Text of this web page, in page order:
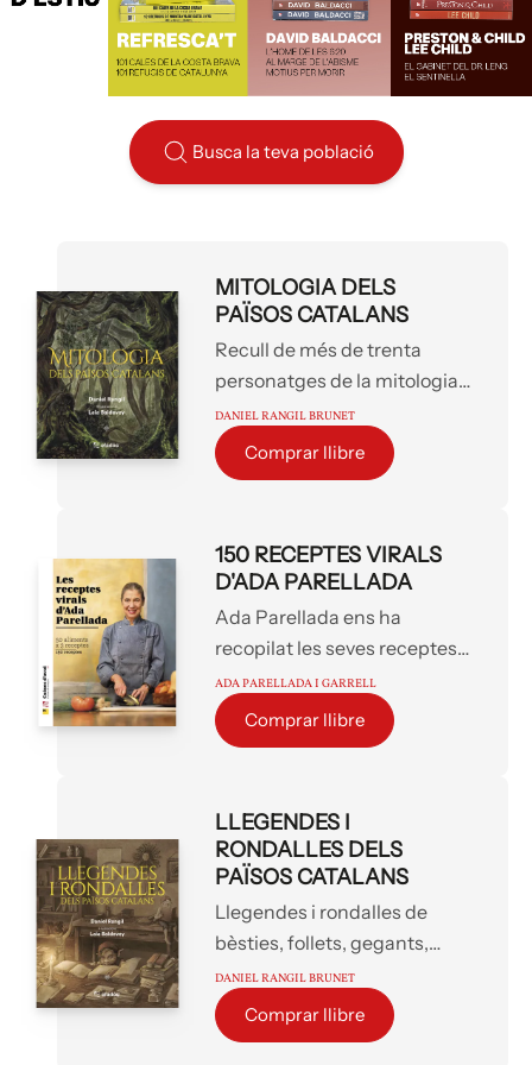
Busca la teva població
MITOLOGIA DELS
PAÏSOS CATALANS
Recull de més de trenta
personatges de la mitologia
catalana i n’esbrina els
orígens remots, els
significats profunds i la
DANIEL RANGIL BRUNET
Comprar llibre
150 RECEPTES VIRALS
D'ADA PARELLADA
Ada Parellada ens ha
recopilat les seves receptes
«virals» en un sol llibre. Tot
allò que busques quan mires
la nevera i penses: «i ara què
albergínia, un moniato, unes
mongetes, una peça de peix
transforma en tres plats
diferents.
ADA PARELLADA I GARRELL
Comprar llibre
LLEGENDES I
RONDALLES DELS
PAÏSOS CATALANS
Llegendes i rondalles de
bèsties, follets, gegants,
tresors, dones encantades,
bruixes, dimonis, i moltes
altres, constitueixen un
DANIEL RANGIL BRUNET
Comprar llibre